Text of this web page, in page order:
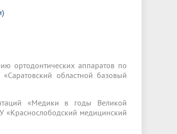
ортодонтических аппаратов по
областной базовый
«Медики в годы Великой
медицинский